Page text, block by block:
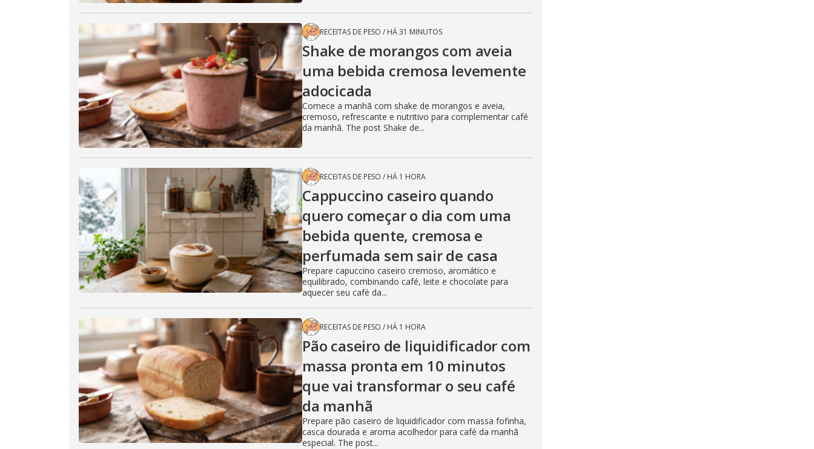
RECEITAS DE PESO / HÁ 31 MINUTOS
Shake de morangos com aveia
uma bebida cremosa levemente
adocicada
Comece a manhã com shake de morangos e aveia,
cremoso, refrescante e nutritivo para complementar café
da manhã. The post Shake de...
RECEITAS DE PESO / HÁ 1 HORA
Cappuccino caseiro quando
quero começar o dia com uma
bebida quente, cremosa e
perfumada sem sair de casa
Prepare capuccino caseiro cremoso, aromático e
equilibrado, combinando café, leite e chocolate para
aquecer seu café da...
RECEITAS DE PESO / HÁ 1 HORA
Pão caseiro de liquidificador com
massa pronta em 10 minutos
que vai transformar o seu café
da manhã
Prepare pão caseiro de liquidificador com massa fofinha,
casca dourada e aroma acolhedor para café da manhã
especial. The post...